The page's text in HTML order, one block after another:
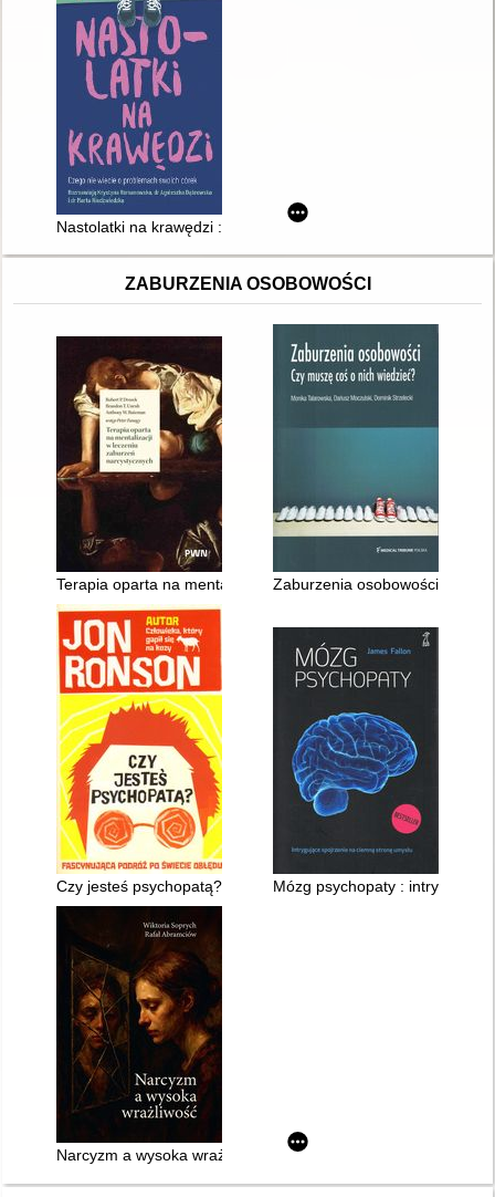
Nastolatki na krawędzi : czego nie wiecie o problemach
ZABURZENIA OSOBOWOŚCI
Terapia oparta na mentalizacji w leczeniu zaburzeń
Zaburzenia osobowości : Czy
Czy jesteś psychopatą? : fascynująca podróż po świecie
Mózg psychopaty : intrygujące
Narcyzm a wysoka wrażliwość